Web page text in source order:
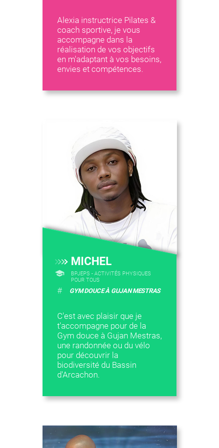
Alexia instructrice Pilates &
coach sportive, je vous
accompagne dans la
réalisation de vos objectifs
en m'adaptant à vos besoins,
envies et compétences.
MICHEL
BPJEPS - ACTIVITÉS PHYSIQUES
POUR TOUS
# GYM DOUCE À GUJAN MESTRAS
C'est avec plaisir que je
t'accompagne pour de la
Gym douce à Gujan Mestras,
une randonnée ou du vélo
pour découvrir la
biodiversité du Bassin
d'Arcachon.